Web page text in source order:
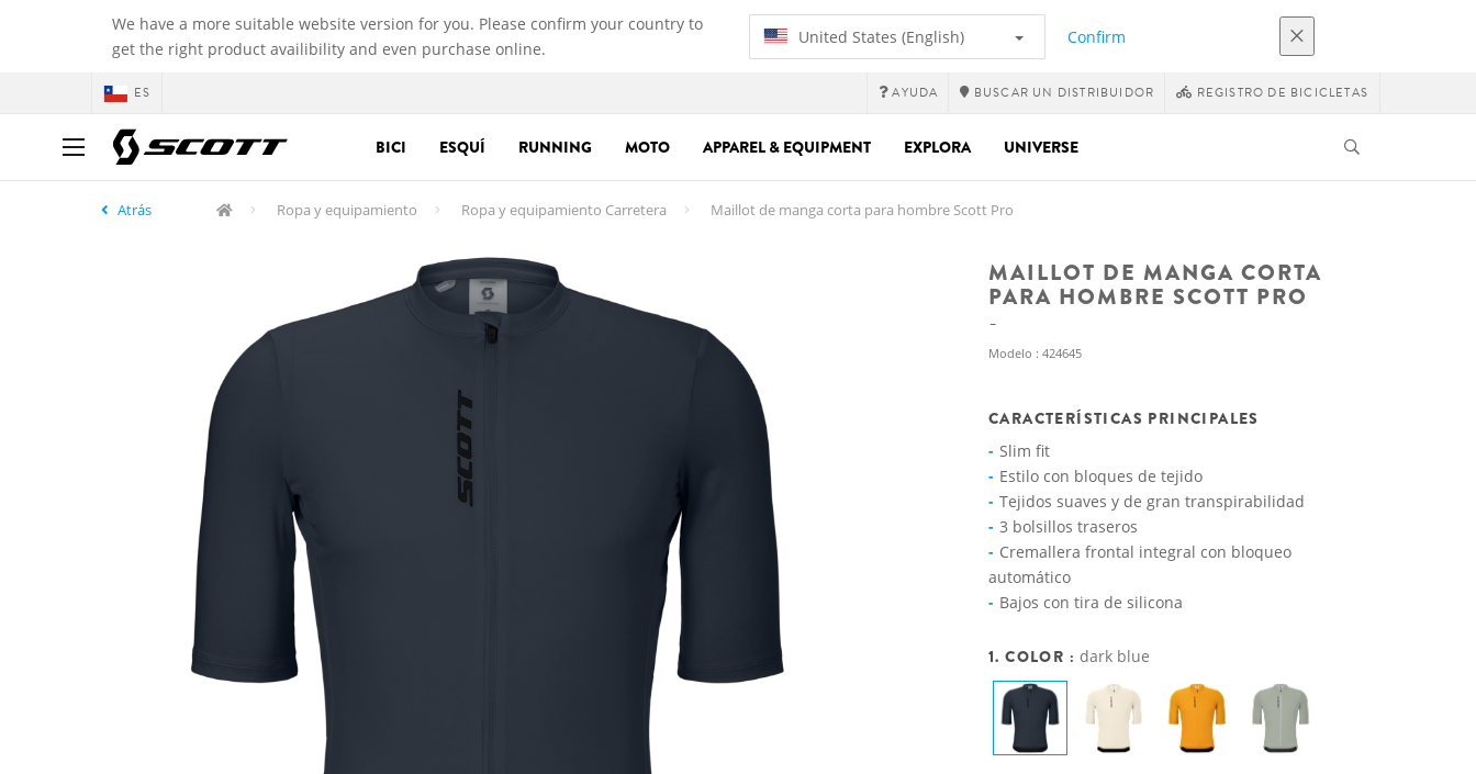
We have a more suitable website version for you. Please confirm your country to
get the right product availibility and even purchase online.
United States (English) Confirm
ES AYUDA BUSCAR UN DISTRIBUIDOR REGISTRO DE BICICLETAS
BICI ESQUÍ RUNNING MOTO APPAREL & EQUIPMENT EXPLORA UNIVERSE
Atrás Ropa y equipamiento Ropa y equipamiento Carretera Maillot de manga corta para hombre Scott Pro
MAILLOT DE MANGA CORTA
PARA HOMBRE SCOTT PRO
Modelo : 424645
CARACTERÍSTICAS PRINCIPALES
Slim fit
Estilo con bloques de tejido
Tejidos suaves y de gran transpirabilidad
3 bolsillos traseros
Cremallera frontal integral con bloqueo
automático
Bajos con tira de silicona
1. COLOR : dark blue